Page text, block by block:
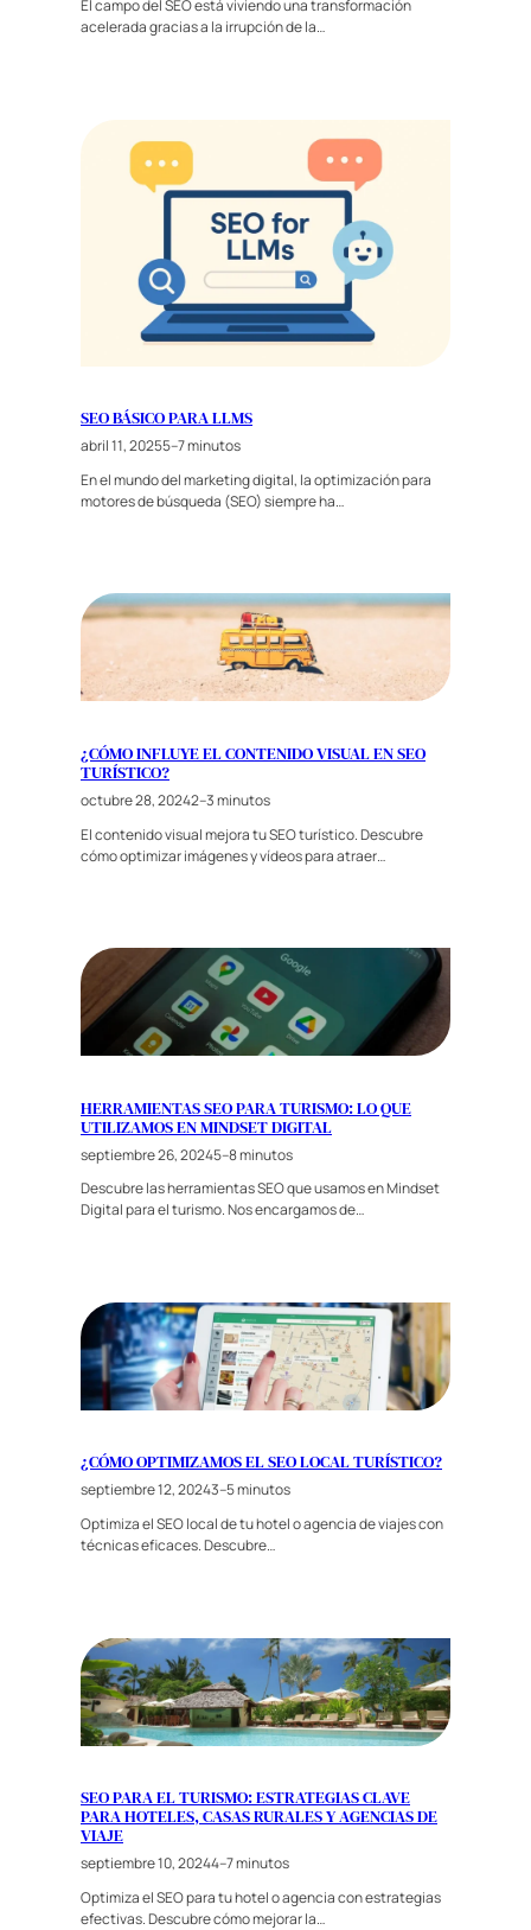
El campo del SEO está viviendo una transformación
acelerada gracias a la irrupción de la…
SEO BÁSICO PARA LLMS
abril 11, 20255–7 minutos
En el mundo del marketing digital, la optimización para
motores de búsqueda (SEO) siempre ha…
¿CÓMO INFLUYE EL CONTENIDO VISUAL EN SEO
TURÍSTICO?
octubre 28, 20242–3 minutos
El contenido visual mejora tu SEO turístico. Descubre
cómo optimizar imágenes y vídeos para atraer…
HERRAMIENTAS SEO PARA TURISMO: LO QUE
UTILIZAMOS EN MINDSET DIGITAL
septiembre 26, 20245–8 minutos
Descubre las herramientas SEO que usamos en Mindset
Digital para el turismo. Nos encargamos de…
¿CÓMO OPTIMIZAMOS EL SEO LOCAL TURÍSTICO?
septiembre 12, 20243–5 minutos
Optimiza el SEO local de tu hotel o agencia de viajes con
técnicas eficaces. Descubre…
SEO PARA EL TURISMO: ESTRATEGIAS CLAVE
PARA HOTELES, CASAS RURALES Y AGENCIAS DE
VIAJE
septiembre 10, 20244–7 minutos
Optimiza el SEO para tu hotel o agencia con estrategias
efectivas. Descubre cómo mejorar la…